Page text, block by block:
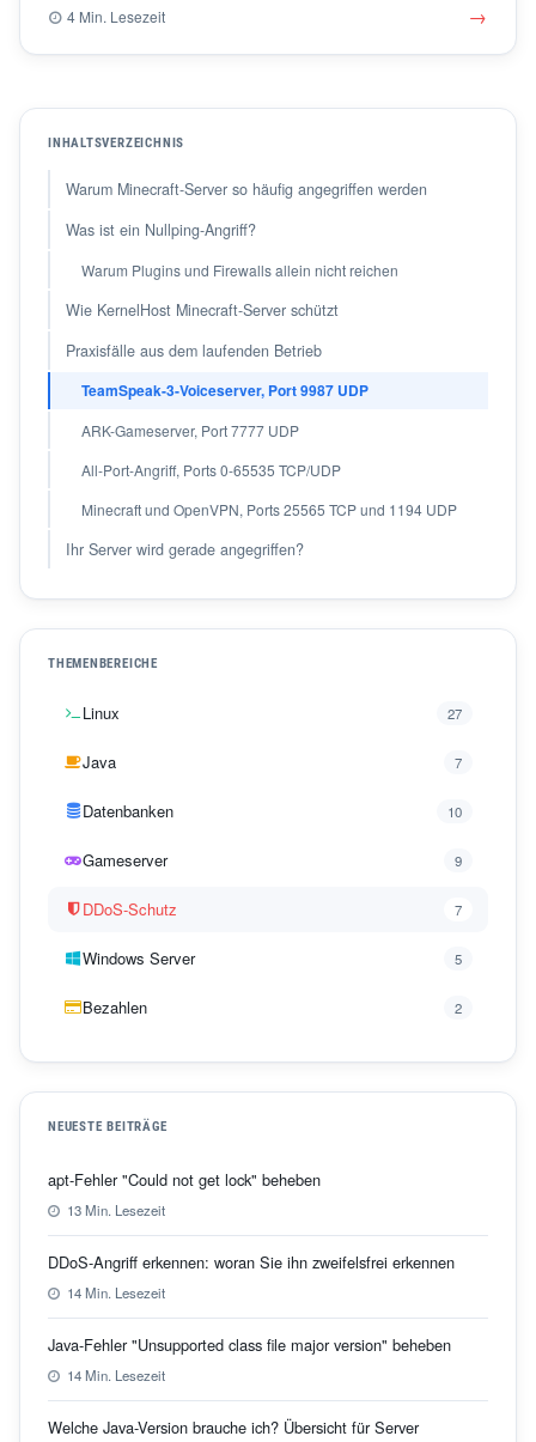
4 Min. Lesezeit →
INHALTSVERZEICHNIS
Warum Minecraft-Server so häufig angegriffen werden
Was ist ein Nullping-Angriff?
Warum Plugins und Firewalls allein nicht reichen
Wie KernelHost Minecraft-Server schützt
Praxisfälle aus dem laufenden Betrieb
TeamSpeak-3-Voiceserver, Port 9987 UDP
ARK-Gameserver, Port 7777 UDP
All-Port-Angriff, Ports 0-65535 TCP/UDP
Minecraft und OpenVPN, Ports 25565 TCP und 1194 UDP
Ihr Server wird gerade angegriffen?
THEMENBEREICHE
Linux 27
Java 7
Datenbanken 10
Gameserver 9
DDoS-Schutz 7
Windows Server 5
Bezahlen 2
NEUESTE BEITRÄGE
apt-Fehler "Could not get lock" beheben
13 Min. Lesezeit
DDoS-Angriff erkennen: woran Sie ihn zweifelsfrei erkennen
14 Min. Lesezeit
Java-Fehler "Unsupported class file major version" beheben
14 Min. Lesezeit
Welche Java-Version brauche ich? Übersicht für Server